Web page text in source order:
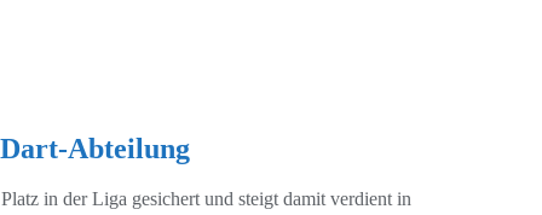
Abteilung
in der Liga gesichert und steigt damit verdient in